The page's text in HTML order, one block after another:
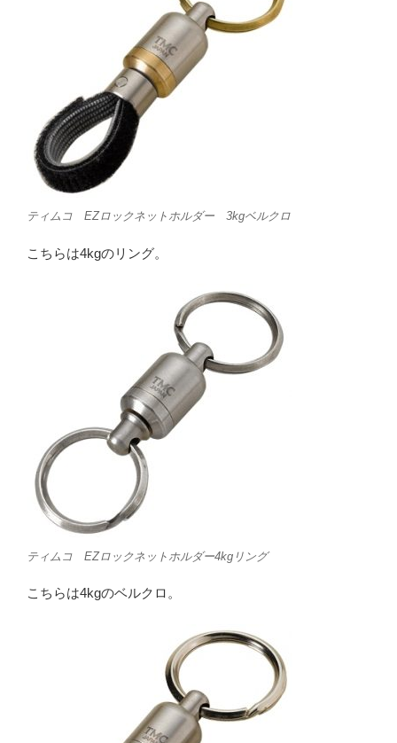
ティムコ EZロックネットホルダー 3kgベルクロ
こちらは4kgのリング。
ティムコ EZロックネットホルダー4kgリング
こちらは4kgのベルクロ。